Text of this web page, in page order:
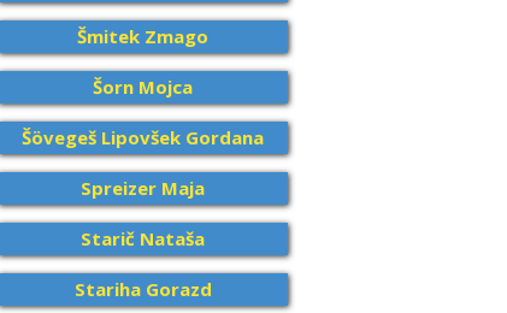
Šmitek Zmago
Šorn Mojca
Šövegeš Lipovšek Gordana
Spreizer Maja
Starič Nataša
Stariha Gorazd